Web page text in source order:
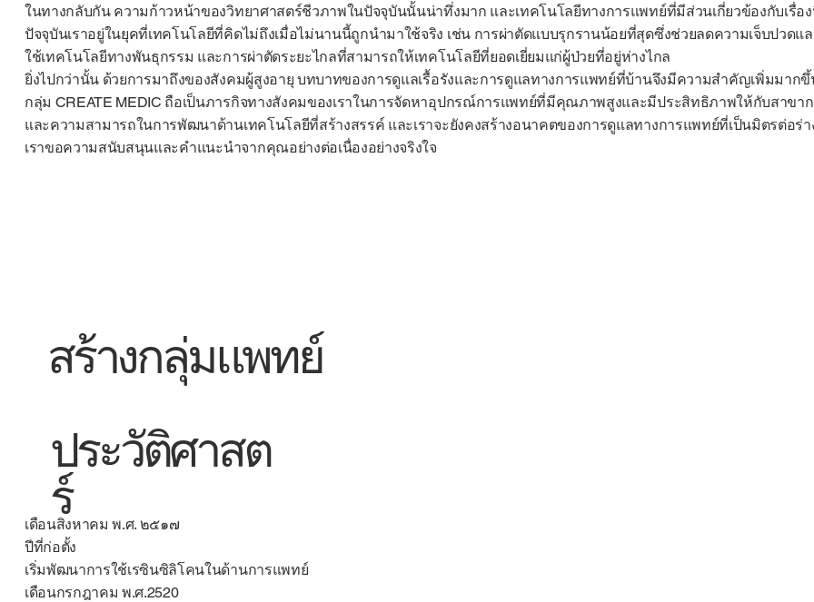
ในทางกลับกัน ความก้าวหน้าของวิทยาศาสตร์ชีวภาพในปัจจุบันนั้นน่าทึ่งมาก และเทคโนโลยีทางการแพทย์ที่มีส่วนเกี่ยวข้องกับเรื่อ
ปัจจุบันเราอยู่ในยุคที่เทคโนโลยีที่คิดไม่ถึงเมื่อไม่นานนี้ถูกนำมาใช้จริง เช่น การผ่าตัดแบบรุกรานน้อยที่สุดซึ่งช่วยลดความเจ็บปวด
ใช้เทคโนโลยีทางพันธุกรรม และการผ่าตัดระยะไกลที่สามารถให้เทคโนโลยีที่ยอดเยี่ยมแก่ผู้ป่วยที่อยู่ห่างไกล
ยิ่งไปกว่านั้น ด้วยการมาถึงของสังคมผู้สูงอายุ บทบาทของการดูแลเรื้อรังและการดูแลทางการแพทย์ที่บ้านจึงมีความสำคัญเพิ่มมาก
กลุ่ม CREATE MEDIC ถือเป็นภารกิจทางสังคมของเราในการจัดหาอุปกรณ์การแพทย์ที่มีคุณภาพสูงและมีประสิทธิภาพให้กับสาขา
และความสามารถในการพัฒนาด้านเทคโนโลยีที่สร้างสรรค์ และเราจะยังคงสร้างอนาคตของการดูแลทางการแพทย์ที่เป็นมิตรต่อร่า
เราขอความสนับสนุนและคำแนะนำจากคุณอย่างต่อเนื่องอย่างจริงใจ
เดือนสิงหาคม พ.ศ. ๒๕๑๗
ปีที่ก่อตั้ง
เริ่มพัฒนาการใช้เรซินซิลิโคนในด้านการแพทย์
เดือนกรกฎาคม พ.ศ.2520
สร้างกลุ่มแพทย์
ประวัติศาสต
ร์